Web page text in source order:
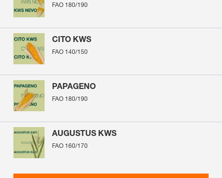
FAO 180/190
CITO KWS
FAO 140/150
PAPAGENO
FAO 180/190
AUGUSTUS KWS
FAO 160/170